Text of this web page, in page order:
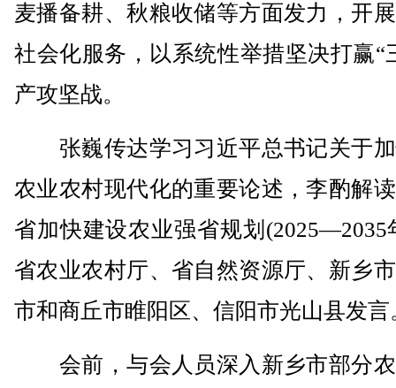
麦播备耕、秋粮收储等方面发力，开
社会化服务，以系统性举措坚决打赢“
产攻坚战。
张巍传达学习习近平总书记关于
农业农村现代化的重要论述，李酌解
省加快建设农业强省规划(2025—2035
省农业农村厅、省自然资源厅、新乡
市和商丘市睢阳区、信阳市光山县发言
会前，与会人员深入新乡市部分